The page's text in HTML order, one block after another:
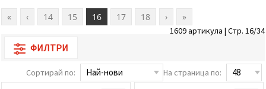
« ‹ 14 15 16 17 18 › »
1609 артикула | Стр. 16/34
ФИЛТРИ
Сортирай по: На страница по: